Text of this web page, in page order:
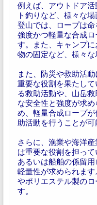
例えば、アウトドア
ト釣りなど、様々な
登山では、ロープは
強度かつ軽量な合成
す。また、キャンプ
物の固定など、様々な
また、防災や救助活
重要な役割を果たし
る救助活動や、山岳
な安全性と強度が求
め、軽量合成ロープ
助活動を行うことが可
さらに、漁業や海洋
は重要な役割を担って
あるいは船舶の係留
軽量性が求められま
やポリエステル製の
す。